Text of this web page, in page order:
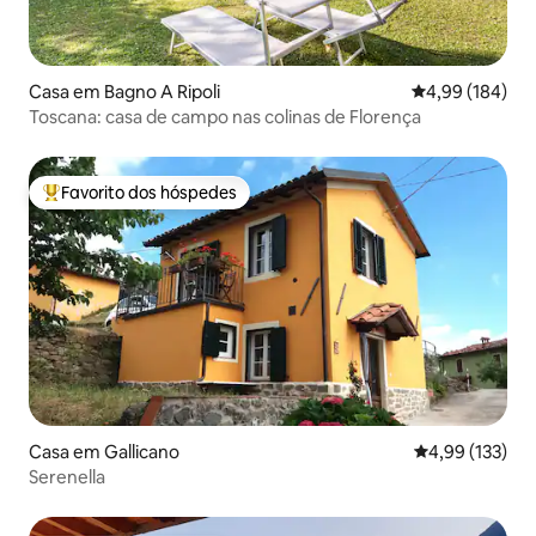
Casa em Bagno A Ripoli Classificação
4,99 (184)
Toscana: casa de campo nas colinas de Florença
Favoritos dos hóspedes mais apreciados
Favorito dos hóspedes
Casa em Gallicano Classificação
4,99 (133)
Serenella